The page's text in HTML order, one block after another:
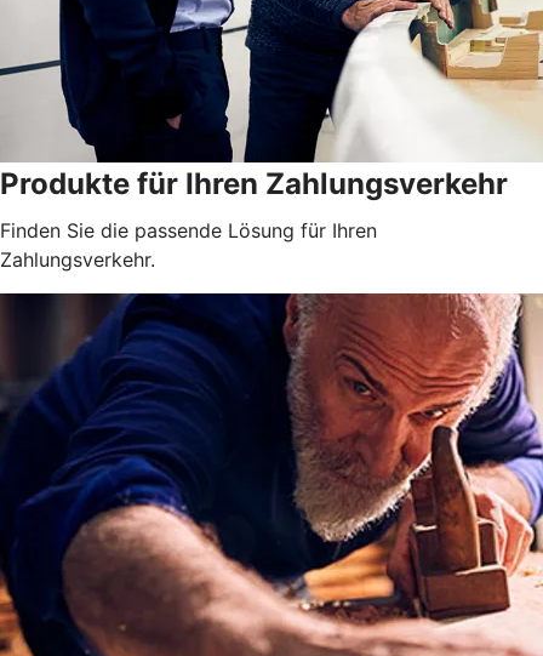
Produkte für Ihren Zahlungsverkehr
Finden Sie die passende Lösung für Ihren
Zahlungsverkehr.